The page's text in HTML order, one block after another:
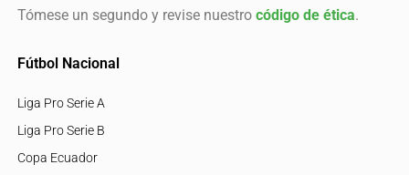
Tómese un segundo y revise nuestro código de ética.
Fútbol Nacional
Liga Pro Serie A
Liga Pro Serie B
Copa Ecuador